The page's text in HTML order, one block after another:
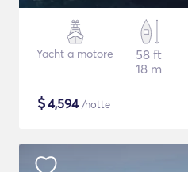
Yacht a motore
58 ft
18 m
$4,594/notte